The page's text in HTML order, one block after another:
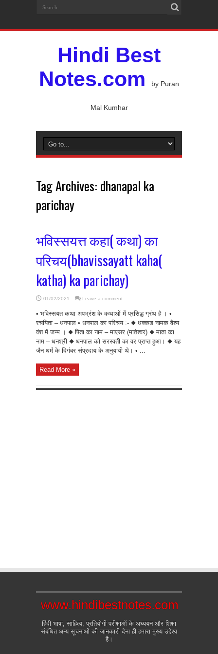
Hindi Best
Notes.com
by Puran
Mal Kumhar
Tag Archives: dhanapal ka
parichay
भविस्सयत्त कहा( कथा) का
परिचय(bhavissayatt kaha(
katha) ka parichay)
01/02/2021 Leave a comment
• भविस्सयत कथा अपभ्रंश के कथाओं में प्रसिद्ध ग्रंथ है । •
रचयिता – धनपाल • धनपाल का परिचय :- ◆ धक्कड नामक वैश्य
वंश में जन्म । ◆ पिता का नाम – माएसर (मातेश्वर) ◆ माता का
नाम – धनश्री ◆ धनपाल को सरस्वती का वर प्राप्त हुआ। ◆ यह
जैन धर्म के दिगंबर संप्रदाय के अनुयायी थे। • ...
Read More »
www.hindibestnotes.com
हिंदी भाषा, साहित्य, प्रतियोगी परीक्षाओं के अध्ययन और शिक्षा
संबंधित अन्य सूचनाओं की जानकारी देना ही हमारा मुख्य उद्देश्य
है।